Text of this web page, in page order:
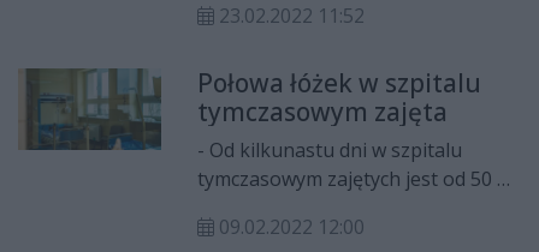
sklepach, restauracjach i ponowne
23.02.2022 11:52
Połowa łóżek w szpitalu
tymczasowym zajęta
- Od kilkunastu dni w szpitalu
tymczasowym zajętych jest od 50 do
Cieślak, rzecznik miejskiego
09.02.2022 12:00